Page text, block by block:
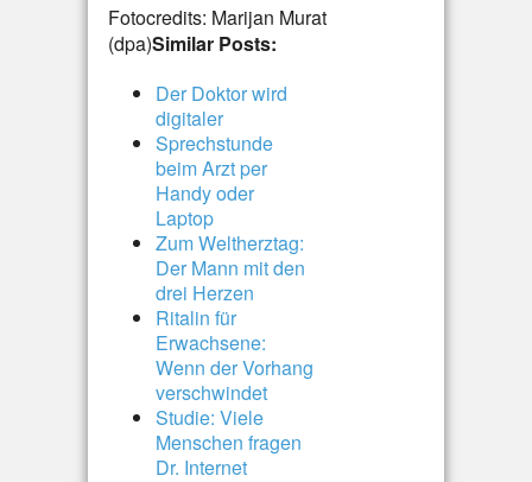
Fotocredits: Marijan Murat
(dpa)Similar Posts:
Der Doktor wird
digitaler
Sprechstunde
beim Arzt per
Handy oder
Laptop
Zum Weltherztag:
Der Mann mit den
drei Herzen
Ritalin für
Erwachsene:
Wenn der Vorhang
verschwindet
Studie: Viele
Menschen fragen
Dr. Internet